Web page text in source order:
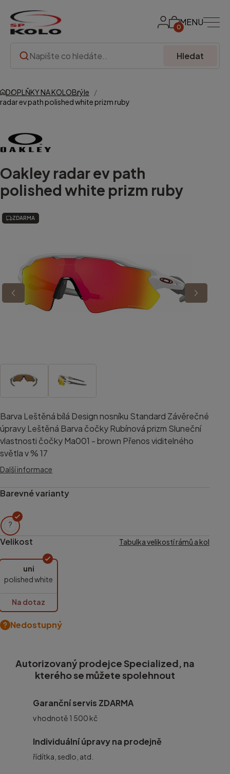
0MENU
Hledat
DOPLŇKY NA KOLOBrýle
radar ev path polished white prizm ruby
Oakley radar ev path
polished white prizm ruby
ZDARMA
Barva Leštěná bílá Design nosníku Standard Závěrečné
úpravy Leštěná Barva čočky Rubínová prizm Sluneční
vlastnosti čočky Ma001 - brown Přenos viditelného
světla v % 17
Další informace
Barevné varianty
?
Velikost Tabulka velikostí rámů a kol
uni
polished white
Na dotaz
Nedostupný
Autorizovaný prodejce Specialized, na
kterého se můžete spolehnout
Garanční servis ZDARMA
v hodnotě 1 500 kč
Individuální úpravy na prodejně
řídítka, sedlo, atd.